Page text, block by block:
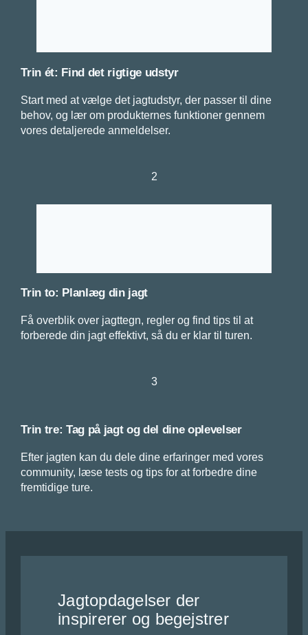
Trin ét: Find det rigtige udstyr
Start med at vælge det jagtudstyr, der passer til dine
behov, og lær om produkternes funktioner gennem
vores detaljerede anmeldelser.
2
Trin to: Planlæg din jagt
Få overblik over jagttegn, regler og find tips til at
forberede din jagt effektivt, så du er klar til turen.
3
Trin tre: Tag på jagt og del dine oplevelser
Efter jagten kan du dele dine erfaringer med vores
community, læse tests og tips for at forbedre dine
fremtidige ture.
Jagtopdagelser der
inspirerer og begejstrer